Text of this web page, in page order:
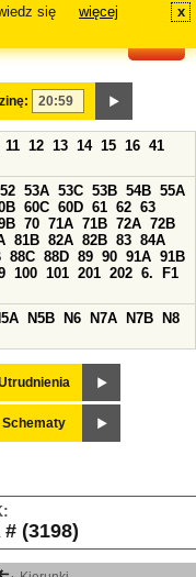
się
więcej x
11 12 13 14 15 16 41
52 53A 53C 53B 54B 55A
60C 60D 61 62 63
70 71A 71B 72A 72B
81B 82A 82B 83 84A
88C 88D 89 90 91A 91B
100 101 201 202 6.
F1
N5B N6 N7A N7B
N8
Schematy
(3198)